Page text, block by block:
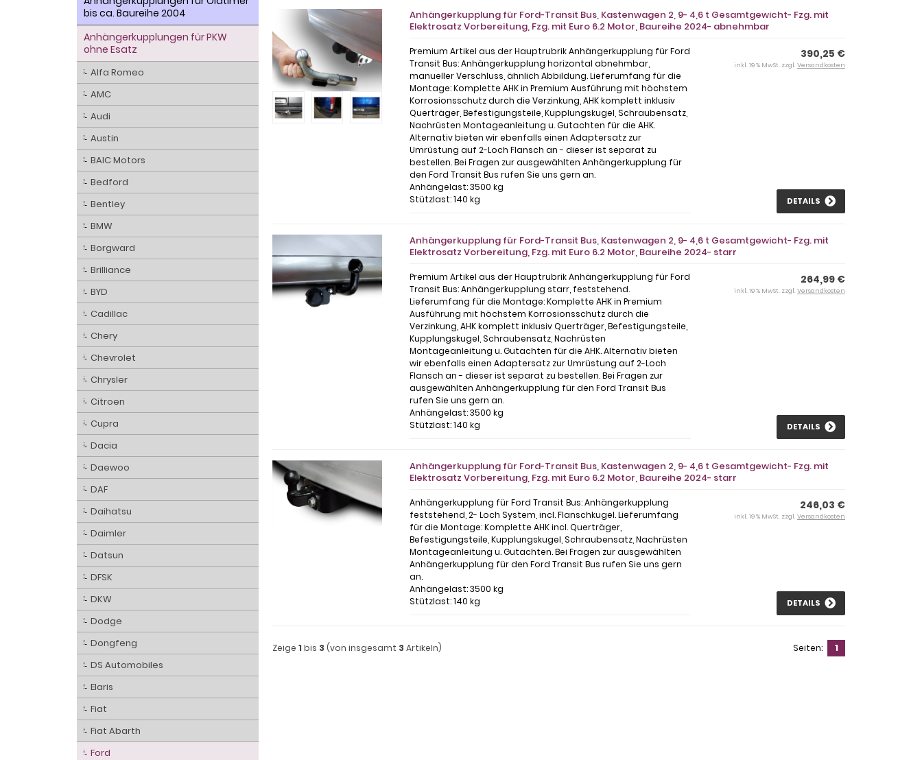
Anhängerkupplung für Ford-Transit Bus, Kastenwagen 2, 9- 4,6 t Gesamtgewicht- Fzg. mit
Elektrosatz Vorbereitung, Fzg. mit Euro 6.2 Motor, Baureihe 2024- abnehmbar
Premium Artikel aus der Hauptrubrik Anhängerkupplung für Ford
Transit Bus: Anhängerkupplung horizontal abnehmbar,
manueller Verschluss, ähnlich Abbildung. Lieferumfang für die
Montage: Komplette AHK in Premium Ausführung mit höchstem
Korrosionsschutz durch die Verzinkung, AHK komplett inklusiv
Querträger, Befestigungsteile, Kupplungskugel, Schraubensatz,
Nachrüsten Montageanleitung u. Gutachten für die AHK.
Alternativ bieten wir ebenfalls einen Adaptersatz zur
Umrüstung auf 2-Loch Flansch an - dieser ist separat zu
bestellen. Bei Fragen zur ausgewählten Anhängerkupplung für
den Ford Transit Bus rufen Sie uns gern an.
Anhängelast: 3500 kg
Stützlast: 140 kg
390,25 €
inkl. 19 % MwSt. zzgl. Versandkosten
DETAILS
Anhängerkupplung für Ford-Transit Bus, Kastenwagen 2, 9- 4,6 t Gesamtgewicht- Fzg. mit
Elektrosatz Vorbereitung, Fzg. mit Euro 6.2 Motor, Baureihe 2024- starr
Premium Artikel aus der Hauptrubrik Anhängerkupplung für Ford
Transit Bus: Anhängerkupplung starr, feststehend.
Lieferumfang für die Montage: Komplette AHK in Premium
Ausführung mit höchstem Korrosionsschutz durch die
Verzinkung, AHK komplett inklusiv Querträger, Befestigungsteile,
Kupplungskugel, Schraubensatz, Nachrüsten
Montageanleitung u. Gutachten für die AHK. Alternativ bieten
wir ebenfalls einen Adaptersatz zur Umrüstung auf 2-Loch
Flansch an - dieser ist separat zu bestellen. Bei Fragen zur
ausgewählten Anhängerkupplung für den Ford Transit Bus
rufen Sie uns gern an.
Anhängelast: 3500 kg
Stützlast: 140 kg
264,99 €
inkl. 19 % MwSt. zzgl. Versandkosten
DETAILS
Anhängerkupplung für Ford-Transit Bus, Kastenwagen 2, 9- 4,6 t Gesamtgewicht- Fzg. mit
Elektrosatz Vorbereitung, Fzg. mit Euro 6.2 Motor, Baureihe 2024- starr
Anhängerkupplung für Ford Transit Bus: Anhängerkupplung
feststehend, 2- Loch System, incl. Flanschkugel. Lieferumfang
für die Montage: Komplette AHK incl. Querträger,
Befestigungsteile, Kupplungskugel, Schraubensatz, Nachrüsten
Montageanleitung u. Gutachten. Bei Fragen zur ausgewählten
Anhängerkupplung für den Ford Transit Bus rufen Sie uns gern
an.
Anhängelast: 3500 kg
Stützlast: 140 kg
246,03 €
inkl. 19 % MwSt. zzgl. Versandkosten
DETAILS
Zeige 1 bis 3 (von insgesamt 3 Artikeln) Seiten: 1
bis ca. Baureihe 2004
Anhängerkupplungen für PKW
ohne Esatz
Alfa Romeo
AMC
Audi
Austin
BAIC Motors
Bedford
Bentley
BMW
Borgward
Brilliance
BYD
Cadillac
Chery
Chevrolet
Chrysler
Citroen
Cupra
Dacia
Daewoo
DAF
Daihatsu
Daimler
Datsun
DFSK
DKW
Dodge
Dongfeng
DS Automobiles
Elaris
Fiat
Fiat Abarth
Ford